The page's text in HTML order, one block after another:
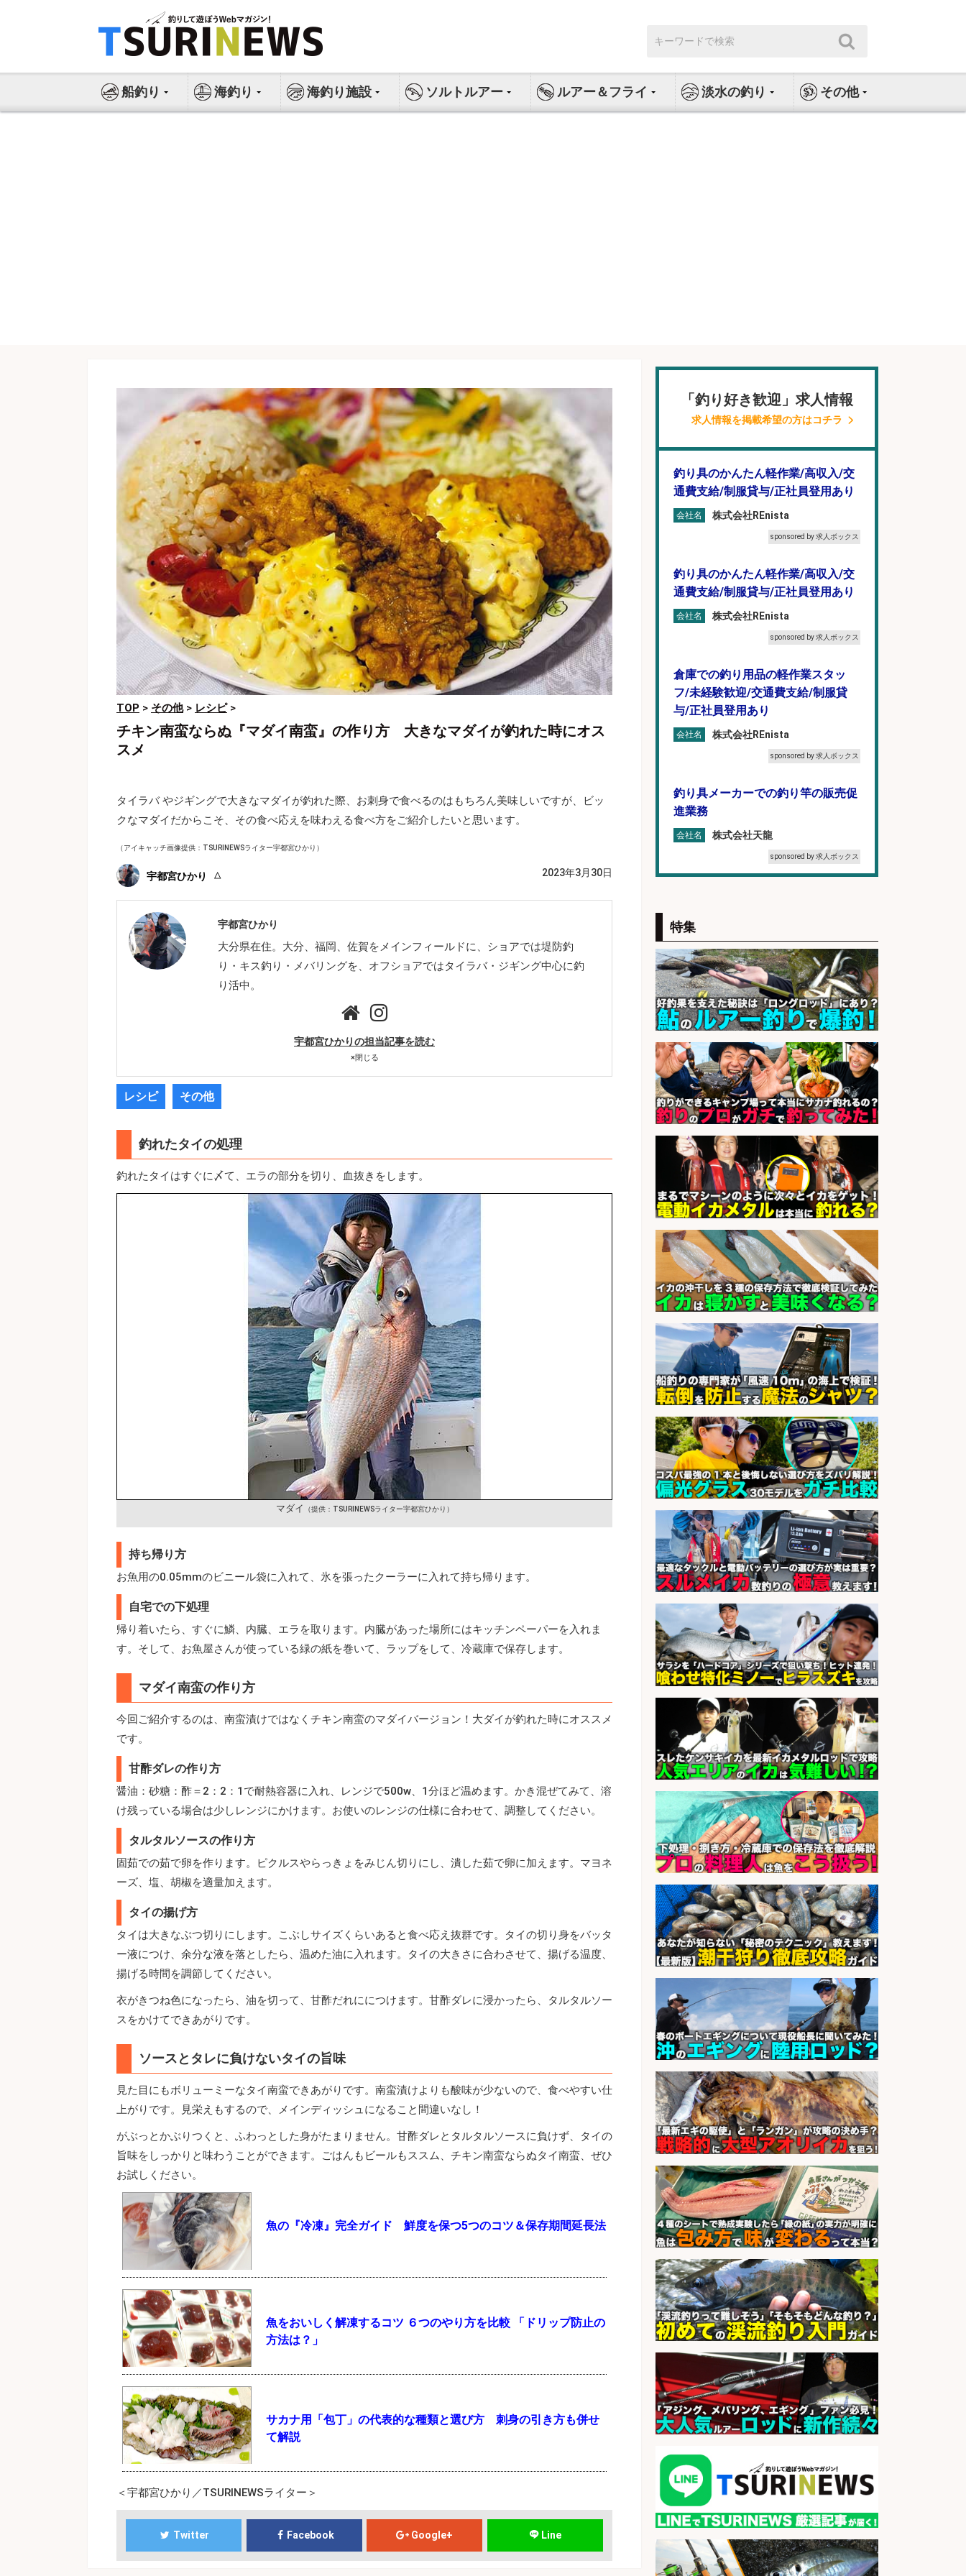
ス
索:
船釣り 海釣り 海釣り施設 ソルトルアー ルアー＆フライ 淡水の釣り その他
TOP > その他> レシピ>
チキン南蛮ならぬ『マダイ南蛮』の作り方 大きなマダイが釣れた時にオス
スメ
タイラバ やジギングで大きなマダイが釣れた際、お刺身で食べるのはもちろん美味しいですが、ビッ
クなマダイだからこそ、その食べ応えを味わえる食べ方をご紹介したいと思います。
（アイキャッチ画像提供：TSURINEWSライター宇都宮ひかり）
宇都宮ひかり 2023年3月30日
宇都宮ひかり
大分県在住。大分、福岡、佐賀をメインフィールドに、ショアでは堤防釣
り・キス釣り・メバリングを、オフショアではタイラバ・ジギング中心に釣
り活中。
宇都宮ひかりの担当記事を読む
×閉じる
レシピ その他
釣れたタイの処理
釣れたタイはすぐに〆て、エラの部分を切り、血抜きをします。
マダイ （提供：TSURINEWSライター宇都宮ひかり）
持ち帰り方
お魚用の0.05mmのビニール袋に入れて、氷を張ったクーラーに入れて持ち帰ります。
自宅での下処理
帰り着いたら、すぐに鱗、内臓、エラを取ります。内臓があった場所にはキッチンペーパーを入れま
す。そして、お魚屋さんが使っている緑の紙を巻いて、ラップをして、冷蔵庫で保存します。
マダイ南蛮の作り方
今回ご紹介するのは、南蛮漬けではなくチキン南蛮のマダイバージョン！大ダイが釣れた時にオススメ
です。
甘酢ダレの作り方
醤油：砂糖：酢＝2：2：1で耐熱容器に入れ、レンジで500w、1分ほど温めます。かき混ぜてみて、溶
け残っている場合は少しレンジにかけます。お使いのレンジの仕様に合わせて、調整してください。
タルタルソースの作り方
固茹での茹で卵を作ります。ピクルスやらっきょをみじん切りにし、潰した茹で卵に加えます。マヨネ
ーズ、塩、胡椒を適量加えます。
タイの揚げ方
タイは大きなぶつ切りにします。こぶしサイズくらいあると食べ応え抜群です。タイの切り身をバッタ
ー液につけ、余分な液を落としたら、温めた油に入れます。タイの大きさに合わさせて、揚げる温度、
揚げる時間を調節してください。
衣がきつね色になったら、油を切って、甘酢だれににつけます。甘酢ダレに浸かったら、タルタルソー
スをかけてできあがりです。
ソースとタレに負けないタイの旨味
見た目にもボリューミーなタイ南蛮できあがりです。南蛮漬けよりも酸味が少ないので、食べやすい仕
上がりです。見栄えもするので、メインディッシュになること間違いなし！
がぶっとかぶりつくと、ふわっとした身がたまりません。甘酢ダレとタルタルソースに負けず、タイの
旨味をしっかりと味わうことができます。ごはんもビールもススム、チキン南蛮ならぬタイ南蛮、ぜひ
お試しください。
魚の『冷凍』完全ガイド 鮮度を保つ5つのコツ＆保存期間延長法
魚をおいしく解凍するコツ ６つのやり方を比較 「ドリップ防止の
方法は？」
サカナ用「包丁」の代表的な種類と選び方 刺身の引き方も併せ
て解説
＜宇都宮ひかり／TSURINEWSライター＞
Twitter Facebook Google+ Line
「釣り好き歓迎」求人情報
求人情報を掲載希望の方はコチラ
釣り具のかんたん軽作業/高収入/交
通費支給/制服貸与/正社員登用あり
会社名 株式会社REnista
sponsored by 求人ボックス
釣り具のかんたん軽作業/高収入/交
通費支給/制服貸与/正社員登用あり
会社名 株式会社REnista
sponsored by 求人ボックス
倉庫での釣り用品の軽作業スタッ
フ/未経験歓迎/交通費支給/制服貸
与/正社員登用あり
会社名 株式会社REnista
sponsored by 求人ボックス
釣り具メーカーでの釣り竿の販売促
進業務
会社名 株式会社天龍
sponsored by 求人ボックス
なの価値を上げ、地域を元気に!店長
候補募集
会社名 博多 華吉 博多 華吉
sponsored by 求人ボックス
和食, 居酒屋/調理見習い・調理補助/
新鮮な魚料理×おでんの和食居酒屋
の若手スタッフ
会社名 サカナのハチベエ 矢場町店
sponsored by 求人ボックス
倉庫での釣り用品の軽作業スタッ
フ/未経験歓迎/交通費支給/制服貸
与/正社員登用あり
会社名 株式会社REnista
sponsored by 求人ボックス
和食, 居酒屋/キッチンスタッフ/天草
の魚と馬刺しの店 キッチンスタッフ
正社員募集
会社名
天草の魚と馬刺しの店 魚粋 天草
の魚と馬刺しの店 魚粋
sponsored by 求人ボックス
和食, 日本料理・懐石料理/店長・店
長候補/本物を知る大人の隠れ家!魚
の価値を上げ、地域を元気に!店長候
補募集
会社名 酒場あらかぶ 酒場あらかぶ
sponsored by 求人ボックス
製造「組立・加工」/釣り具部品の
製造企業にてNC旋盤加工機の操作
日勤寮完備
フジアルテ株式会社
sponsored by 求人ボックス
さらに求人情報を見る
特集